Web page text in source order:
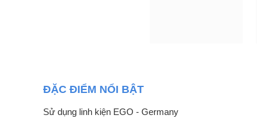
ĐẶC ĐIỂM NỔI BẬT
Sử dụng linh kiện EGO - Germany